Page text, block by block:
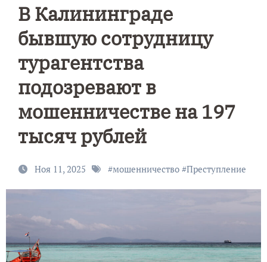
В Калининграде
бывшую сотрудницу
турагентства
подозревают в
мошенничестве на 197
тысяч рублей
Ноя 11, 2025 #мошенничество#Преступление